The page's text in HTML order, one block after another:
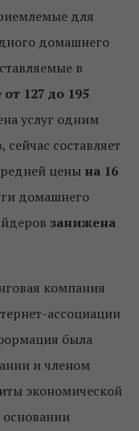
для
домашнего
в
от 127 до 195
услуг одним
составляет
цены на 16
домашнего
занижена
компания
ассоциации
была
и членом
экономической
основании